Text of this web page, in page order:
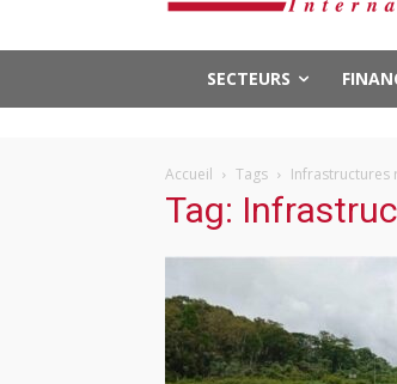
SECTEURS
Accueil Tags Infrastructures
Tag: